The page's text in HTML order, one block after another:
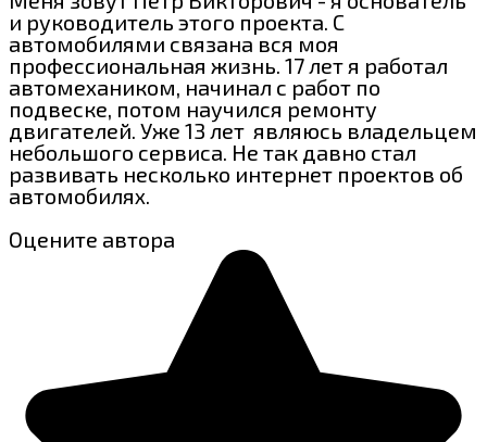
и руководитель этого проекта. С
автомобилями связана вся моя
профессиональная жизнь. 17 лет я работал
автомехаником, начинал с работ по
подвеске, потом научился ремонту
двигателей. Уже 13 лет являюсь владельцем
небольшого сервиса. Не так давно стал
развивать несколько интернет проектов об
автомобилях.
Оцените автора